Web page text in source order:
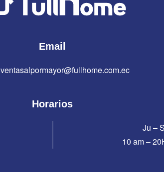
Email
ventasalpormayor@fullhome.com.ec
Horarios
Ju –
10 am –